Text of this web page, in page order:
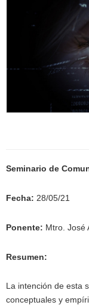
Seminario de
Fecha: 28/05/21
Ponente: Mtro. José
Resumen:
La intención de esta
conceptuales y